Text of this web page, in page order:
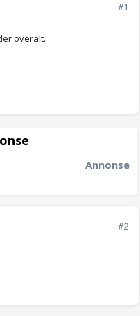
#1
overalt.
Annonse
#2